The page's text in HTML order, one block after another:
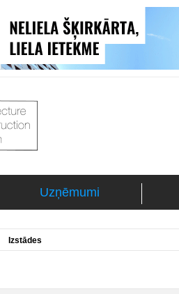
Uzņēmumi
Izstādes